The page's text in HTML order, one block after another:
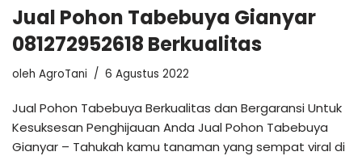
Jual Pohon Tabebuya Gianyar
081272952618 Berkualitas
oleh AgroTani 6 Agustus 2022
Jual Pohon Tabebuya Berkualitas dan Bergaransi Untuk
Kesuksesan Penghijauan Anda Jual Pohon Tabebuya
Gianyar – Tahukah kamu tanaman yang sempat viral di